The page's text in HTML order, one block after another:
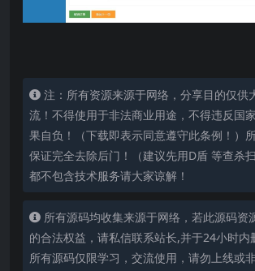
注：所有资源来源于网络，分享目的仅供
流！不得使用于非法商业用途，不得违反国
果自负！（下载即表示同意遵守此条例！）
保证完全去除后门！（建议先用D盾 等查杀
都不包含技术服务请大家谅解！
所有源码均收集来源于网络，若此源码资
的合法权益，请私信联系站长,并于24小时内
所有源码仅限学习，交流使用，请勿上线或